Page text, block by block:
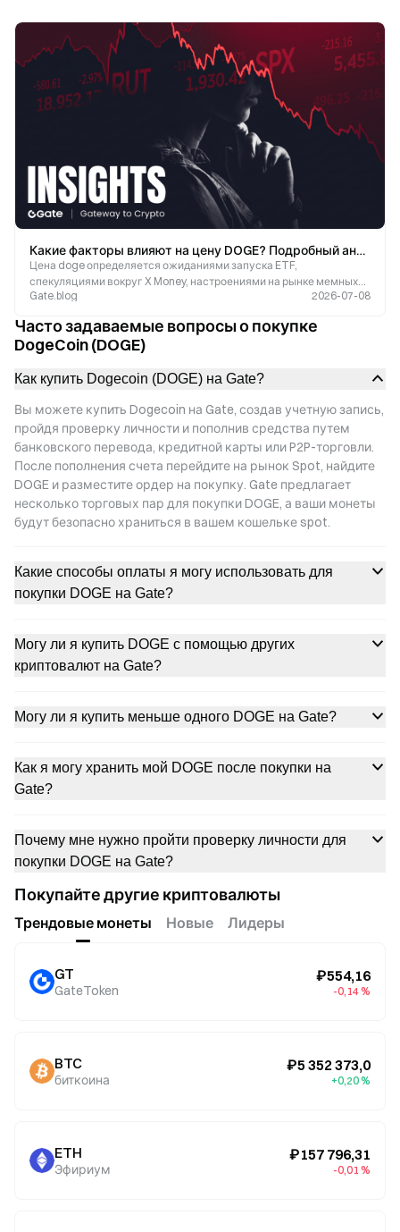
Какие факторы влияют на цену DOGE? Подробный анализ ожиданий по ETF, X Money и настроений на рынке
Цена doge определяется ожиданиями запуска ETF,
спекуляциями вокруг X Money, настроениями на рынке мемных
монет и ликвидностью, а долгосрочная стоимость зависит от
Gate.blog 2026-07-08
Часто задаваемые вопросы о покупке
DogeCoin (DOGE)
Как купить Dogecoin (DOGE) на Gate?
Вы можете купить Dogecoin на Gate, создав учетную запись,
пройдя проверку личности и пополнив средства путем
банковского перевода, кредитной карты или P2P-торговли.
После пополнения счета перейдите на рынок Spot, найдите
DOGE и разместите ордер на покупку. Gate предлагает
несколько торговых пар для покупки DOGE, а ваши монеты
будут безопасно храниться в вашем кошельке spot.
Какие способы оплаты я могу использовать для
покупки DOGE на Gate?
Могу ли я купить DOGE с помощью других
криптовалют на Gate?
Могу ли я купить меньше одного DOGE на Gate?
Как я могу хранить мой DOGE после покупки на
Gate?
Почему мне нужно пройти проверку личности для
покупки DOGE на Gate?
Покупайте другие криптовалюты
Трендовые монеты Новые Лидеры
GT
GateToken
₽554,16
-0,14 %
BTC
биткоина
₽5 352 373,0
+0,20 %
ETH
Эфириум
₽157 796,31
-0,01 %